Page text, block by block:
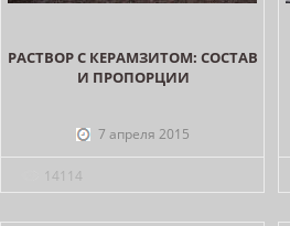
РАСТВОР С КЕРАМЗИТОМ: СОСТАВ
И ПРОПОРЦИИ
7 апреля 2015
14114